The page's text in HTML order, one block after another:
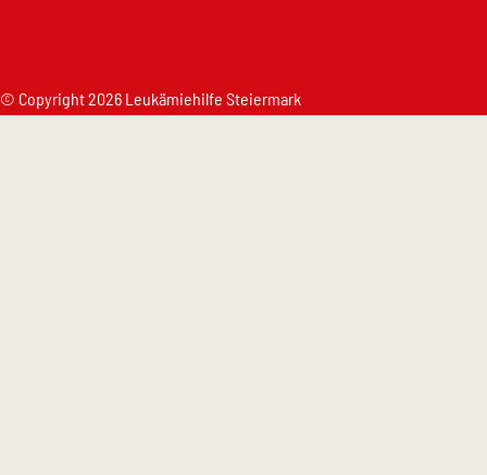
© Copyright 2026 Leukämiehilfe Steiermark